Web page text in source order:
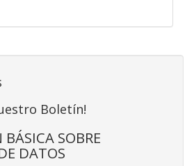
Boletín!
SOBRE
DATOS